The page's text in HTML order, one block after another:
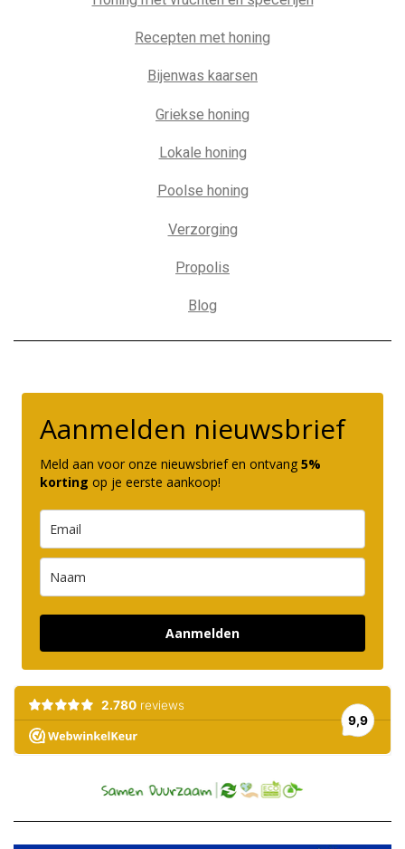
Recepten met honing
Bijenwas kaarsen
Griekse honing
Lokale honing
Poolse honing
Verzorging
Propolis
Blog
Aanmelden nieuwsbrief
Meld aan voor onze nieuwsbrief en ontvang 5%
korting op je eerste aankoop!
Aanmelden